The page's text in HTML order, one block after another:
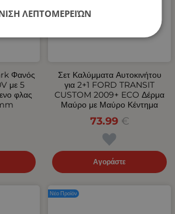
Φανός
με 5
φλας
Σετ Καλύμματα Αυτοκινήτου
για 2+1 FORD TRANSIT
CUSTOM 2009+ ECO Δέρμα
Μαύρο με Μαύρο Κέντημα
73.99 €
Αγοράστε
Νέο Προϊόν
ΛΕΠΤΟΜΕΡΕΙΏΝ